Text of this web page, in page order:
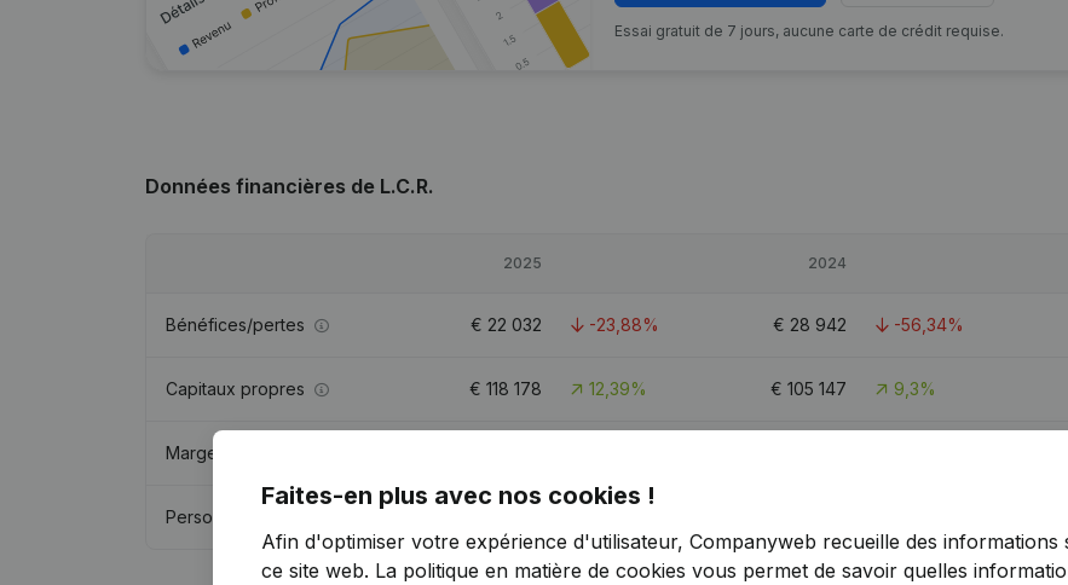
Essai gratuit de 7 jours, aucune carte de crédit requise.
Données financières de L.C.R.
2025 2024
Bénéfices/pertes € 22 032 -23,88% € 28 942 -56,34%
Capitaux propres € 118 178 12,39% € 105 147 9,3%
Marge brute
Personnel
Faites-en plus avec nos cookies !
Afin d'optimiser votre expérience d'utilisateur, Companyweb recueille des
ce site web. La politique en matière de cookies vous permet de savoir quelles